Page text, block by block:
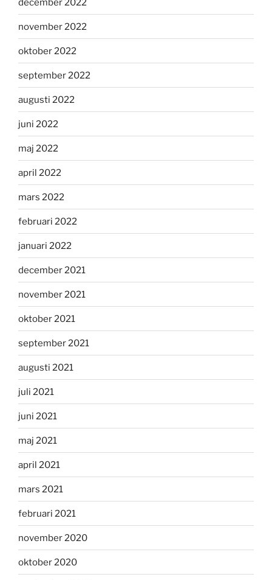
december 2022
november 2022
oktober 2022
september 2022
augusti 2022
juni 2022
maj 2022
april 2022
mars 2022
februari 2022
januari 2022
december 2021
november 2021
oktober 2021
september 2021
augusti 2021
juli 2021
juni 2021
maj 2021
april 2021
mars 2021
februari 2021
november 2020
oktober 2020